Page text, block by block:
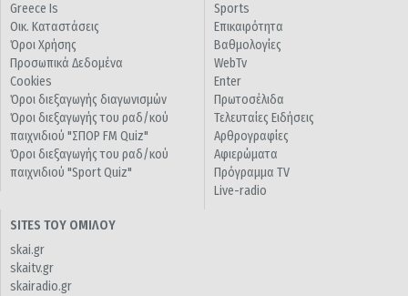
Greece Is
Οικ. Καταστάσεις
Όροι Χρήσης
Προσωπικά Δεδομένα
Cookies
Όροι διεξαγωγής διαγωνισμών
Όροι διεξαγωγής του ραδ/κού
παιχνιδιού "ΣΠΟΡ FM Quiz"
Όροι διεξαγωγής του ραδ/κού
παιχνιδιού "Sport Quiz"
Sports
Επικαιρότητα
Βαθμολογίες
WebTv
Enter
Πρωτοσέλιδα
Τελευταίες Ειδήσεις
Αρθρογραφίες
Αφιερώματα
Πρόγραμμα TV
Live-radio
SITES ΤΟΥ ΟΜΙΛΟΥ
skai.gr
skaitv.gr
skairadio.gr